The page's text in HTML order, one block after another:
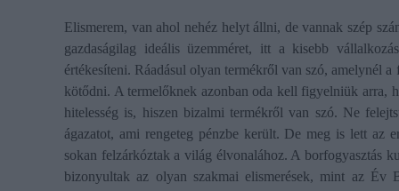
Elismerem, van ahol nehéz helyt állni, de vannak szép
gazdaságilag ideális üzemméret, itt a kisebb
értékesíteni. Ráadásul olyan termékről van szó, amelynél
kötődni. A termelőknek azonban oda kell figyelniük arra,
hitelesség is, hiszen bizalmi termékről van szó. Ne
ágazatot, ami rengeteg pénzbe került. De meg is lett az
sokan felzárkóztak a világ élvonalához. A borfogyasztás
bizonyultak az olyan szakmai elismerések, mint az Év